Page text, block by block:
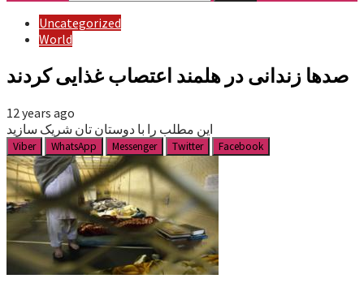
Uncategorized
World
صدها زندانی در هلمند اعتصاب غذایی کردند
12 years ago
این مطلب را با دوستان تان شریک سازید
Viber WhatsApp Messenger Twitter Facebook